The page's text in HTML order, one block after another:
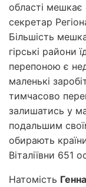
області
секретар
Більшість
гірські райони
перепоною є
маленькі
тимчасово
залишатись у
подальшим
обирають
Віталіївни 651
Натомість